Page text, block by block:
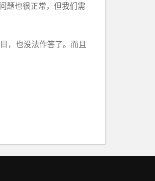
题也很正常，但我们需
，也没法作答了。而且